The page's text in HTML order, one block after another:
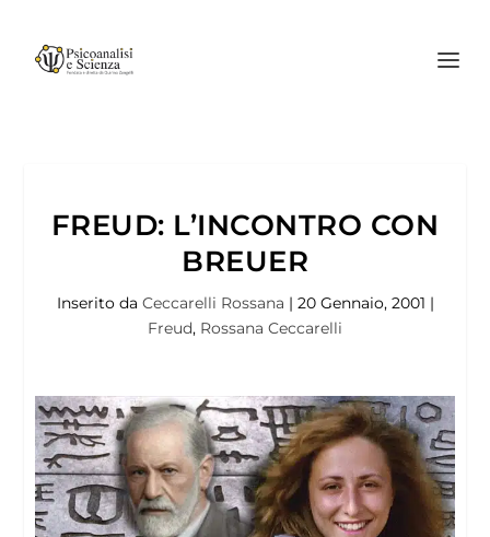
FREUD: L’INCONTRO CON
BREUER
Inserito da Ceccarelli Rossana | 20 Gennaio, 2001 |
Freud, Rossana Ceccarelli